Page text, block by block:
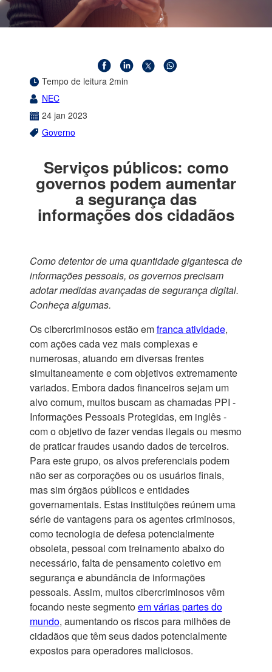
Tempo de leitura 2min
NEC
24 jan 2023
Governo
Serviços públicos: como
governos podem aumentar
a segurança das
informações dos cidadãos
Como detentor de uma quantidade gigantesca de
informações pessoais, os governos precisam
adotar medidas avançadas de segurança digital.
Conheça algumas.
Os cibercriminosos estão emfranca atividade,
com ações cada vez mais complexas e
numerosas, atuando em diversas frentes
simultaneamente e com objetivos extremamente
variados. Embora dados financeiros sejam um
alvo comum, muitos buscam as chamadas PPI -
Informações Pessoais Protegidas, em inglês -
com o objetivo de fazer vendas ilegais ou mesmo
de praticar fraudes usando dados de terceiros.
Para este grupo, os alvos preferenciais podem
não ser as corporações ou os usuários finais,
mas sim órgãos públicos e entidades
governamentais. Estas instituições reúnem uma
série de vantagens para os agentes criminosos,
como tecnologia de defesa potencialmente
obsoleta, pessoal com treinamento abaixo do
necessário, falta de pensamento coletivo em
segurança e abundância de informações
pessoais. Assim, muitos cibercriminosos vêm
focando neste segmentoem várias partes do
mundo, aumentando os riscos para milhões de
cidadãos que têm seus dados potencialmente
expostos para operadores maliciosos.